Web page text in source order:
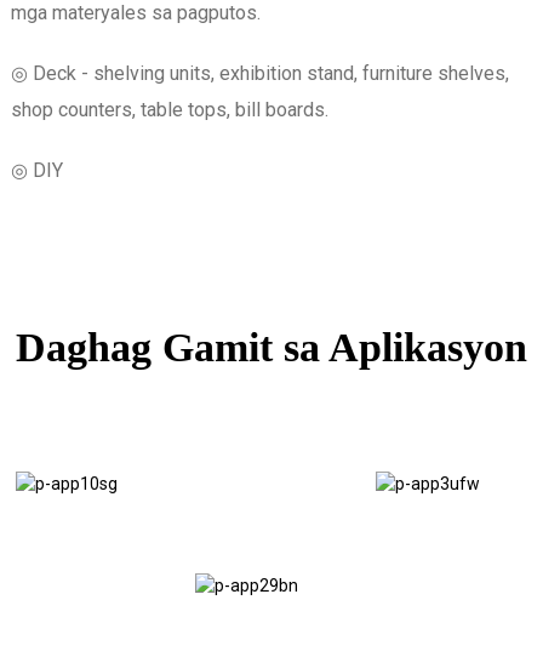
mga materyales sa pagputos.
◎ Deck - shelving units, exhibition stand, furniture shelves,
shop counters, table tops, bill boards.
◎ DIY
Daghag Gamit sa Aplikasyon